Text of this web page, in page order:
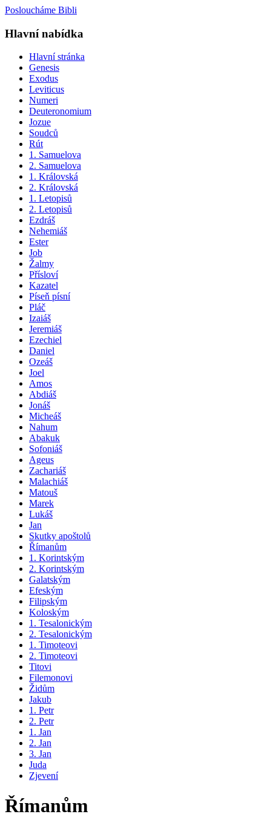
Posloucháme Bibli
Hlavní nabídka
Hlavní stránka
Genesis
Exodus
Leviticus
Numeri
Deuteronomium
Jozue
Soudců
Rút
1. Samuelova
2. Samuelova
1. Královská
2. Královská
1. Letopisů
2. Letopisů
Ezdráš
Nehemiáš
Ester
Job
Žalmy
Přísloví
Kazatel
Píseň písní
Pláč
Izaiáš
Jeremiáš
Ezechiel
Daniel
Ozeáš
Joel
Amos
Abdiáš
Jonáš
Micheáš
Nahum
Abakuk
Sofoniáš
Ageus
Zachariáš
Malachiáš
Matouš
Marek
Lukáš
Jan
Skutky apoštolů
Římanům
1. Korintským
2. Korintským
Galatským
Efeským
Filipským
Koloským
1. Tesalonickým
2. Tesalonickým
1. Timoteovi
2. Timoteovi
Titovi
Filemonovi
Židům
Jakub
1. Petr
2. Petr
1. Jan
2. Jan
3. Jan
Juda
Zjevení
Římanům